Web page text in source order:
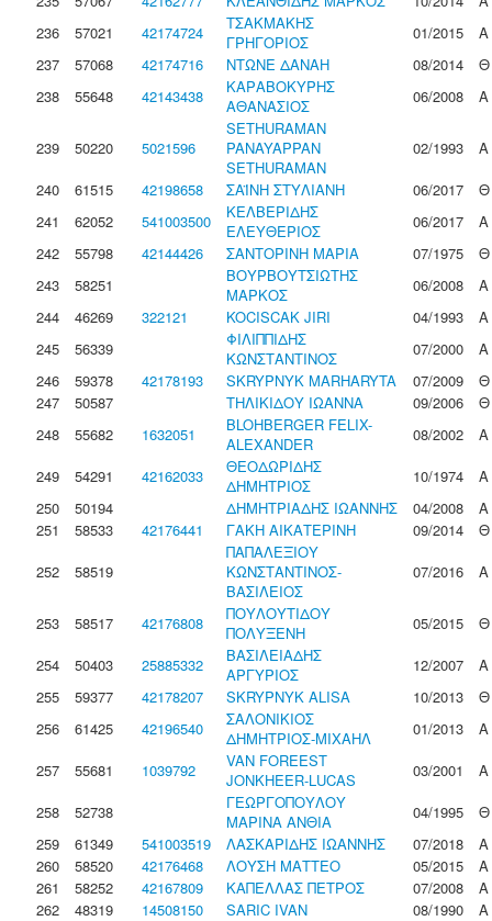
236
57021 42174724
ΤΣΑΚΜΑΚΗΣ
ΓΡΗΓΟΡΙΟΣ
01/2015
Α
237
57068 42174716 ΝΤΩΝΕ ΔΑΝΑΗ 08/2014
Θ
238
55648 42143438
ΚΑΡΑΒΟΚΥΡΗΣ
ΑΘΑΝΑΣΙΟΣ
06/2008 Α
239 50220 5021596
SETHURAMAN
PANAYAPPAN
SETHURAMAN
02/1993
Α
240
61515 42198658 ΣΑΪΝΗ ΣΤΥΛΙΑΝΗ 06/2017
Θ
241
62052 541003500
ΚΕΛΒΕΡΙΔΗΣ
ΕΛΕΥΘΕΡΙΟΣ
06/2017
Α
242
55798 42144426 ΣΑΝΤΟΡΙΝΗ ΜΑΡΙΑ 07/1975
Θ
243
58251
ΒΟΥΡΒΟΥΤΣΙΩΤΗΣ
ΜΑΡΚΟΣ
06/2008
Α
244
46269 322121 KOCISCAK JIRI 04/1993
Α
245
56339
ΦΙΛΙΠΠΙΔΗΣ
ΚΩΝΣΤΑΝΤΙΝΟΣ
07/2000
Α
246
59378 42178193 SKRYPNYK MARHARYTA 07/2009
Θ
247
50587 ΤΗΛΙΚΙΔΟΥ ΙΩΑΝΝΑ 09/2006
Θ
248
55682 1632051
BLOHBERGER FELIX-
ALEXANDER
08/2002
Α
249
54291 42162033
ΘΕΟΔΩΡΙΔΗΣ
ΔΗΜΗΤΡΙΟΣ
10/1974
Α
250
50194 ΔΗΜΗΤΡΙΑΔΗΣ ΙΩΑΝΝΗΣ 04/2008
Α
251
58533 42176441 ΓΑΚΗ ΑΙΚΑΤΕΡΙΝΗ 09/2014
Θ
252
58519
ΠΑΠΑΛΕΞΙΟΥ
ΚΩΝΣΤΑΝΤΙΝΟΣ-
ΒΑΣΙΛΕΙΟΣ
07/2016 Α
253 58517 42176808
ΠΟΥΛΟΥΤΙΔΟΥ
ΠΟΛΥΞΕΝΗ
05/2015
Θ
254
50403 25885332
ΒΑΣΙΛΕΙΑΔΗΣ
ΑΡΓΥΡΙΟΣ
12/2007
Α
255
59377 42178207 SKRYPNYK ALISA 10/2013
Θ
256
61425 42196540
ΣΑΛΟΝΙΚΙΟΣ
ΔΗΜΗΤΡΙΟΣ-ΜΙΧΑΗΛ
01/2013
Α
257
55681 1039792
VAN FOREEST
JONKHEER-LUCAS
03/2001
Α
258
52738
ΓΕΩΡΓΟΠΟΥΛΟΥ
ΜΑΡΙΝΑ ΑΝΘΙΑ
04/1995
Θ
259
61349 541003519 ΛΑΣΚΑΡΙΔΗΣ ΙΩΑΝΝΗΣ 07/2018
Α
260
58520 42176468 ΛΟΥΣΗ ΜΑΤΤΕΟ 05/2015
Α
261
58252 42167809 ΚΑΠΕΛΛΑΣ ΠΕΤΡΟΣ 07/2008
Α
262
48319 14508150 SARIC IVAN 08/1990 Α